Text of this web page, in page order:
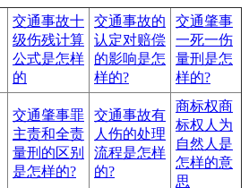
交通事故十
级伤残计算
公式是怎样
的
交通事故的
认定对赔偿
的影响是怎
样的?
交通肇事
一死一伤
量刑是怎
样的?
交通肇事罪
主责和全责
量刑的区别
是怎样的?
交通事故有
人伤的处理
流程是怎样
的?
商标权商
标权人为
自然人是
怎样的意
思